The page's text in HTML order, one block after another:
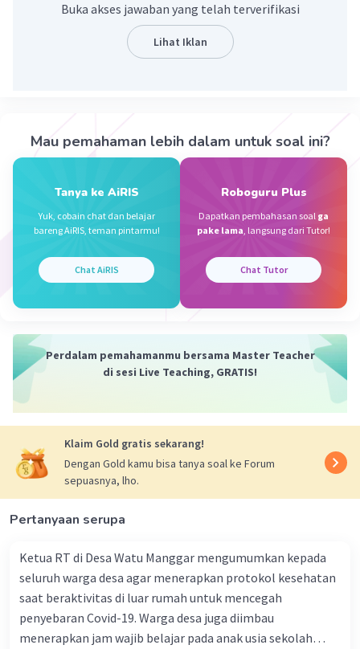
Adanya Pekan Budaya
Pertunjukan Kesenian
Iklan
Buka akses jawaban yang telah terverifikasi
Lihat Iklan
Mau pemahaman lebih dalam untuk soal ini?
Tanya ke AiRIS
Yuk, cobain chat dan belajar
bareng AiRIS, teman pintarmu!
Chat AiRIS
Roboguru Plus
Dapatkan pembahasan soal ga
pake lama, langsung dari Tutor!
Chat Tutor
Perdalam pemahamanmu bersama Master Teacher
di sesi Live Teaching, GRATIS!
Klaim Gold gratis sekarang!
Dengan Gold kamu bisa tanya soal ke Forum
sepuasnya, lho.
Pertanyaan serupa
Ketua RT di Desa Watu Manggar mengumumkan kepada
seluruh warga desa agar menerapkan protokol kesehatan
saat beraktivitas di luar rumah untuk mencegah
penyebaran Covid-19. Warga desa juga diimbau
menerapkan jam wajib belajar pada anak usia sekolah